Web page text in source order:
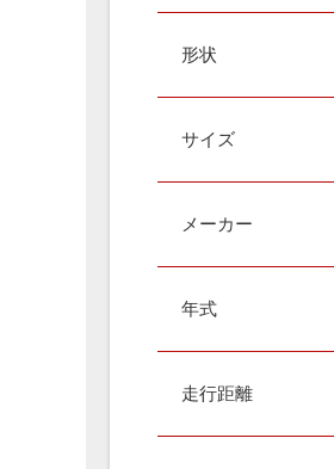
形状
サイズ
メーカー
年式
走行距離